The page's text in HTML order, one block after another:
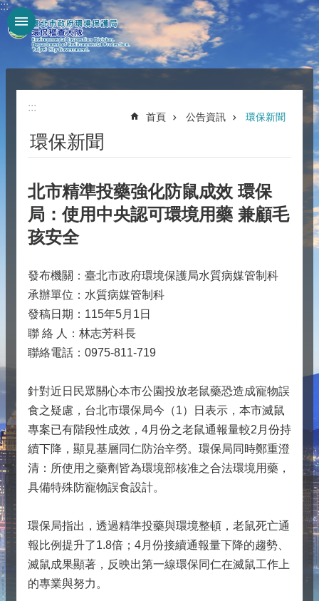
跳到主要內容區塊
:::
:::
首頁 公告資訊 環保新聞
環保新聞
北市精準投藥強化防鼠成效 環保
局：使用中央認可環境用藥 兼顧毛
孩安全
發布機關：臺北市政府環境保護局水質病媒管制科
承辦單位：水質病媒管制科
發稿日期：115年5月1日
聯 絡 人：林志芳科長
聯絡電話：0975-811-719
針對近日民眾關心本市公園投放老鼠藥恐造成寵物誤
食之疑慮，台北市環保局今（1）日表示，本市滅鼠
專案已有階段性成效，4月份之老鼠通報量較2月份持
續下降，顯見基層同仁防治辛勞。環保局同時鄭重澄
清：所使用之藥劑皆為環境部核准之合法環境用藥，
具備特殊防寵物誤食設計。
環保局指出，透過精準投藥與環境整頓，老鼠死亡通
報比例提升了1.8倍；4月份接續通報量下降的趨勢、
滅鼠成果顯著，反映出第一線環保同仁在滅鼠工作上
的專業與努力。